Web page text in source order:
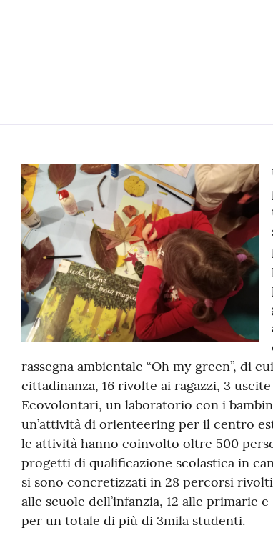
Contenuto
rassegna ambientale “Oh my green”, di
cittadinanza, 16 rivolte ai ragazzi, 3
Ecovolontari, un laboratorio con i
un’attività di orienteering per il centro
le attività hanno coinvolto oltre 500
progetti di qualificazione scolastica in
si sono concretizzati in 28 percorsi
alle scuole dell’infanzia, 12 alle primarie
per un totale di più di 3mila studenti.